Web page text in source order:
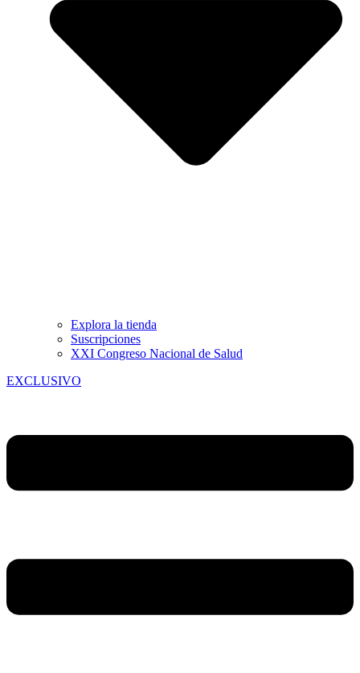
Explora la tienda
Suscripciones
XXI Congreso Nacional de Salud
EXCLUSIVO